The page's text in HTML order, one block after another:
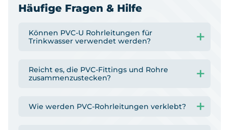
Häufige Fragen & Hilfe
Können PVC-U Rohrleitungen für
Trinkwasser verwendet werden?
Reicht es, die PVC-Fittings und Rohre
zusammenzustecken?
Wie werden PVC-Rohrleitungen verklebt?